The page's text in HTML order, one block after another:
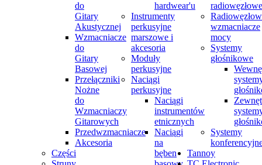
do
Gitary
Akustycznej
Wzmacniacze
do
Gitary
Basowej
Przełączniki
Nożne
do
Wzmacniaczy
Gitarowych
Przedwzmacniacze
Akcesoria
Części
hardwear'u
Instrumenty
perkusyjne
marszowe i
akcesoria
Moduły
perkusyjne
Naciągi
perkusyjne
Naciągi
instrumentów
etnicznych
Naciągi
na
bęben
radiowęzłowe
wzmacniacze
mocy
Systemy
głośnikowe
Systemy
Tannoy